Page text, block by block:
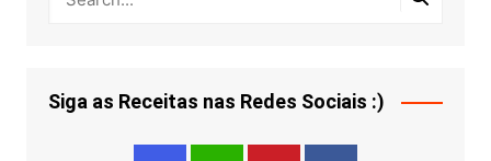
Siga as Receitas nas Redes Sociais :)